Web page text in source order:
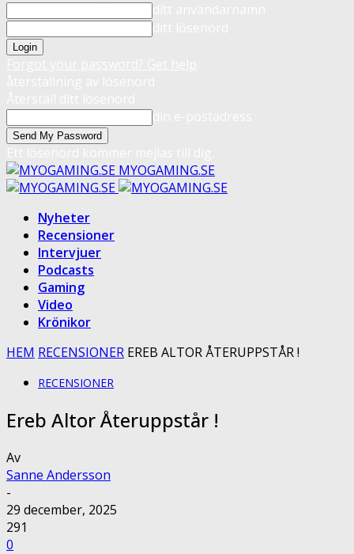
MYOGAMING.SE
Nyheter
Recensioner
Intervjuer
Podcasts
Gaming
Video
Krönikor
HEM RECENSIONER EREB ALTOR ÅTERUPPSTÅR !
RECENSIONER
Ereb Altor Återuppstår !
Av
Sanne Andersson
-
29 december, 2025
291
0